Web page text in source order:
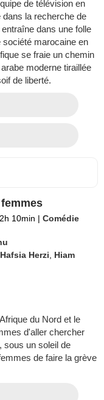
de télévision en
la recherche de
dans une folle
marocaine en
se fraie un chemin
moderne tiraillée
de liberté.
2h 10min | Comédie
Hafsia Herzi
Hiam
du Nord et le
d'aller chercher
sous un soleil de
de faire la grève